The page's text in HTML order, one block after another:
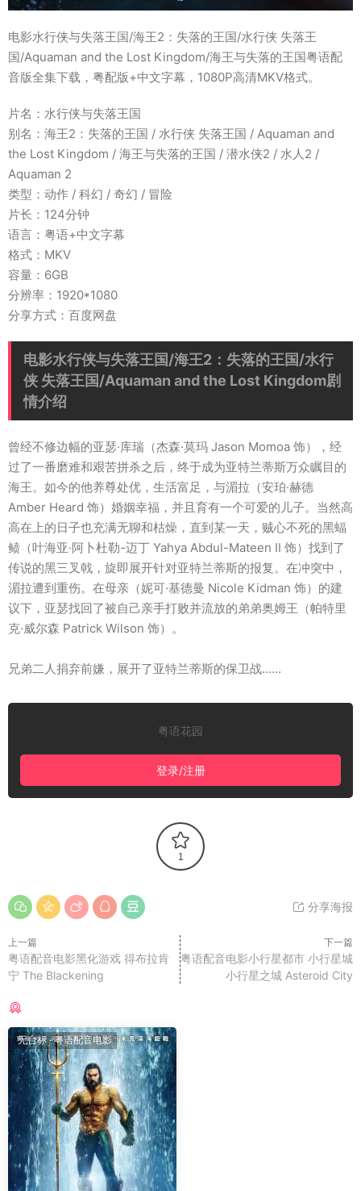
电影水行侠与失落王国/海王2：失落的王国/水行侠 失落王
国/Aquaman and the Lost Kingdom/海王与失落的王国粤语配
音版全集下载，粤配版+中文字幕，1080P高清MKV格式。
片名：水行侠与失落王国
别名：海王2：失落的王国 / 水行侠 失落王国 / Aquaman and
the Lost Kingdom / 海王与失落的王国 / 潜水侠2 / 水人2 /
Aquaman 2
类型：动作 / 科幻 / 奇幻 / 冒险
片长：124分钟
语言：粤语+中文字幕
格式：MKV
容量：6GB
分辨率：1920*1080
分享方式：百度网盘
电影水行侠与失落王国/海王2：失落的王国/水行
侠 失落王国/Aquaman and the Lost Kingdom剧
情介绍
曾经不修边幅的亚瑟·库瑞（杰森·莫玛 Jason Momoa 饰），经
过了一番磨难和艰苦拼杀之后，终于成为亚特兰蒂斯万众瞩目的
海王。如今的他养尊处优，生活富足，与湄拉（安珀·赫德
Amber Heard 饰）婚姻幸福，并且育有一个可爱的儿子。当然高
高在上的日子也充满无聊和枯燥，直到某一天，贼心不死的黑蝠
鲼（叶海亚·阿卜杜勒-迈丁 Yahya Abdul-Mateen II 饰）找到了
传说的黑三叉戟，旋即展开针对亚特兰蒂斯的报复。在冲突中，
湄拉遭到重伤。在母亲（妮可·基德曼 Nicole Kidman 饰）的建
议下，亚瑟找回了被自己亲手打败并流放的弟弟奥姆王（帕特里
克·威尔森 Patrick Wilson 饰）。
兄弟二人捐弃前嫌，展开了亚特兰蒂斯的保卫战……
粤语花园
登录/注册
1
分享海报
上一篇
粤语配音电影黑化游戏 得布拉肯
宁 The Blackening
下一篇
粤语配音电影小行星都市 小行星城
小行星之城 Asteroid City
无台标·粤语配音电影